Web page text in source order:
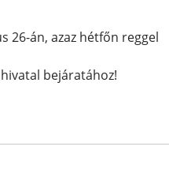
26-án, azaz hétfőn reggel
bejáratához!